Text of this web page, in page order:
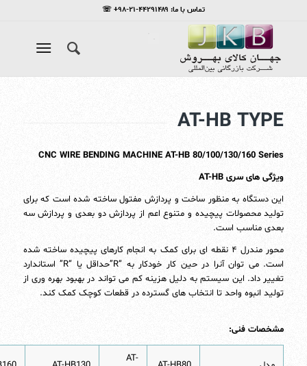
تماس با ما: ۴۴۲۹۱۴۸۹-۲۱-۹۸+ ☏
AT-HB TYPE
CNC WIRE BENDING MACHINE AT-HB 80/100/130/160 Series
ویژگی های سری AT-HB
این دستگاه به منظور ساخت و پردازش مفتول ساخته شده است که برای
تولید محصولات پیچیده و متنوع اعم از پردازش دو بعدی و پردازش سه
بعدی مناسب است.
محور مندرل ۴ نقطه ای برای کمک به انجام کارهای پیچیده ساخته شده
است. می توان آنرا در حین کار خودکار به “R”حداقل یا “R” استاندارد
تغییر داد. این سیستم به دلیل هزینه کم می تواند در بهبود بهره وری از
تولید انبوه واحد تا انتخاب های گسترده در قطعات کوچک کمک کند.
مشخصات فنی:
AT-